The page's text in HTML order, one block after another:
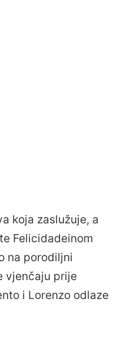
koja zaslužuje, a
Felicidadeinom
na porodiljni
vjenčaju prije
i Lorenzo odlaze